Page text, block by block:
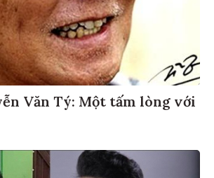
Văn Tý: Một tấm lòng với